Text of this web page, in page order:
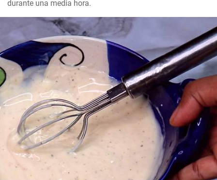
durante una media hora.